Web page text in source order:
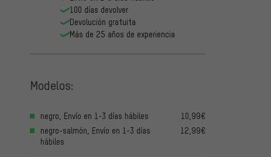
100 días devolver
Devolución gratuita
Más de 25 años de experiencia
Modelos:
negro, Envío en 1-3 días hábiles
10,99€
negro-salmón, Envío en 1-3 días
hábiles
12,99€